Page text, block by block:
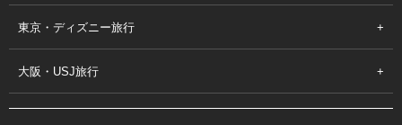
東京・ディズニー旅行
大阪・USJ旅行